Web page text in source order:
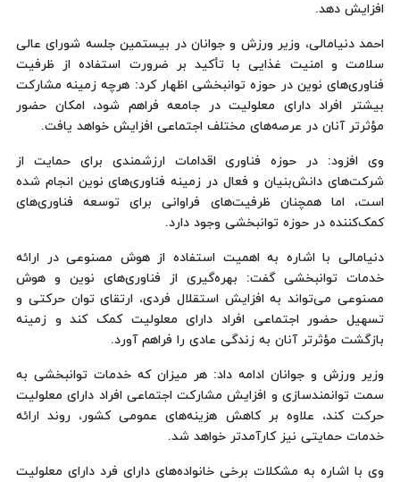
افزایش دهد.
احمد دنیامالی، وزیر ورزش و جوانان در بیستمین جلسه شورای عالی
سلامت و امنیت غذایی با تأکید بر ضرورت استفاده از ظرفیت
فناوری‌های نوین در حوزه توانبخشی اظهار کرد: هرچه زمینه مشارکت
بیشتر افراد دارای معلولیت در جامعه فراهم شود، امکان حضور
مؤثرتر آنان در عرصه‌های مختلف اجتماعی افزایش خواهد یافت.
وی افزود: در حوزه فناوری اقدامات ارزشمندی برای حمایت از
شرکت‌های دانش‌بنیان و فعال در زمینه فناوری‌های نوین انجام شده
است، اما همچنان ظرفیت‌های فراوانی برای توسعه فناوری‌های
کمک‌کننده در حوزه توانبخشی وجود دارد.
دنیامالی با اشاره به اهمیت استفاده از هوش مصنوعی در ارائه
خدمات توانبخشی گفت: بهره‌گیری از فناوری‌های نوین و هوش
مصنوعی می‌تواند به افزایش استقلال فردی، ارتقای توان حرکتی و
تسهیل حضور اجتماعی افراد دارای معلولیت کمک کند و زمینه
بازگشت مؤثرتر آنان به زندگی عادی را فراهم آورد.
وزیر ورزش و جوانان ادامه داد: هر میزان که خدمات توانبخشی به
سمت توانمندسازی و افزایش مشارکت اجتماعی افراد دارای معلولیت
حرکت کند، علاوه بر کاهش هزینه‌های عمومی کشور، روند ارائه
خدمات حمایتی نیز کارآمدتر خواهد شد.
وی با اشاره به مشکلات برخی خانواده‌های دارای فرد دارای معلولیت